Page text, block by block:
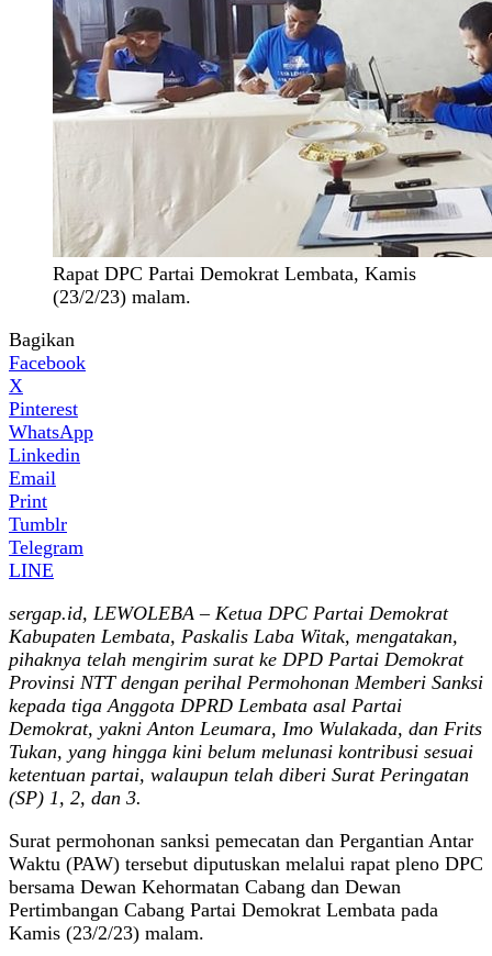
Rapat DPC Partai Demokrat Lembata, Kamis
(23/2/23) malam.
Bagikan
Facebook
X
Pinterest
WhatsApp
Linkedin
Email
Print
Tumblr
Telegram
LINE
sergap.id, LEWOLEBA – Ketua DPC Partai Demokrat
Kabupaten Lembata, Paskalis Laba Witak, mengatakan,
pihaknya telah mengirim surat ke DPD Partai Demokrat
Provinsi NTT dengan perihal Permohonan Memberi Sanksi
kepada tiga Anggota DPRD Lembata asal Partai
Demokrat, yakni Anton Leumara, Imo Wulakada, dan Frits
Tukan, yang hingga kini belum melunasi kontribusi sesuai
ketentuan partai, walaupun telah diberi Surat Peringatan
(SP) 1, 2, dan 3.
Surat permohonan sanksi pemecatan dan Pergantian Antar
Waktu (PAW) tersebut diputuskan melalui rapat pleno DPC
bersama Dewan Kehormatan Cabang dan Dewan
Pertimbangan Cabang Partai Demokrat Lembata pada
Kamis (23/2/23) malam.